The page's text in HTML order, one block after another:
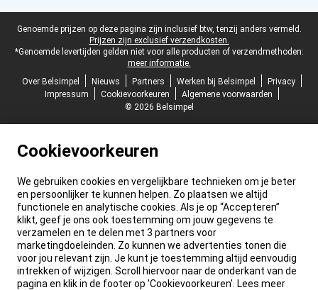
Juridische voettekst
Genoemde prijzen op deze pagina zijn inclusief btw, tenzij anders vermeld.
Prijzen zijn exclusief verzendkosten.
*Genoemde levertijden gelden niet voor alle producten of verzendmethoden:
meer informatie.
Over Belsimpel
Nieuws Partners Werken bij Belsimpel
Privacy
Impressum
Cookievoorkeuren
Algemene voorwaarden
© 2026 Belsimpel
Cookievoorkeuren
We gebruiken cookies en vergelijkbare technieken om je beter
en persoonlijker te kunnen helpen. Zo plaatsen we altijd
functionele en analytische cookies. Als je op “Accepteren”
klikt, geef je ons ook toestemming om jouw gegevens te
verzamelen en te delen met 3 partners voor
marketingdoeleinden. Zo kunnen we advertenties tonen die
voor jou relevant zijn. Je kunt je toestemming altijd eenvoudig
intrekken of wijzigen. Scroll hiervoor naar de onderkant van de
pagina en klik in de footer op 'Cookievoorkeuren'. Lees meer